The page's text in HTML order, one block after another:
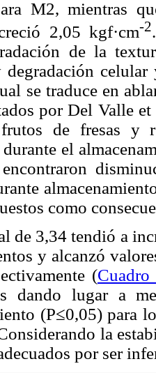
M2, mientras
2,05 kgf·cm-2
de la
degradación
se traduce en
por Del Valle
de fresas y
el
como
de 3,34 tendió a
y alcanzó
(Cuadro
dando lugar a
(P≤0,05) para
la
por ser